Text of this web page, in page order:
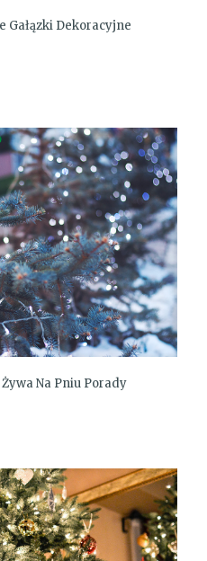
Gałązki Dekoracyjne
Na Pniu Porady